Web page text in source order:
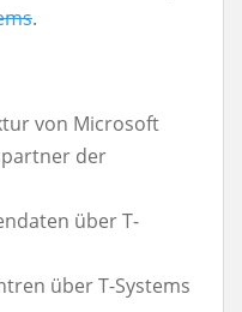
.
von Microsoft
der
über T-
über T-Systems